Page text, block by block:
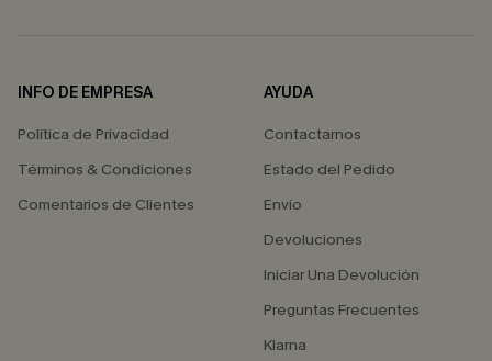
INFO DE EMPRESA
Política de Privacidad
Términos & Condiciones
Comentarios de Clientes
AYUDA
Contactarnos
Estado del Pedido
Envío
Devoluciones
Iniciar Una Devolución
Preguntas Frecuentes
Klarna